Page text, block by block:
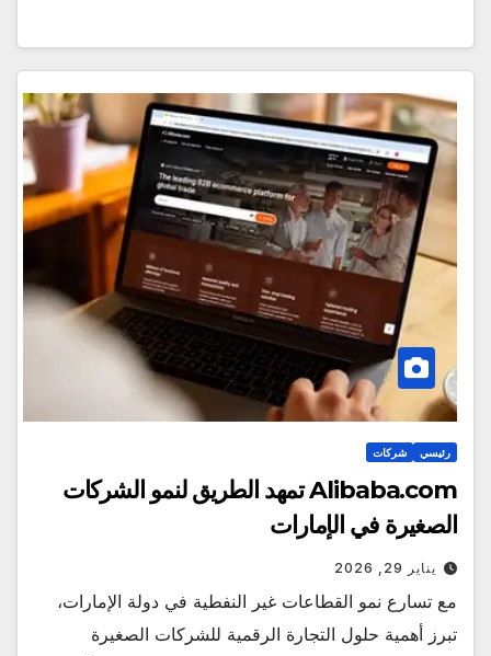
رئيسي شركات
Alibaba.com تمهد الطريق لنمو الشركات
الصغيرة في الإمارات
يناير 29, 2026
مع تسارع نمو القطاعات غير النفطية في دولة الإمارات،
تبرز أهمية حلول التجارة الرقمية للشركات الصغيرة